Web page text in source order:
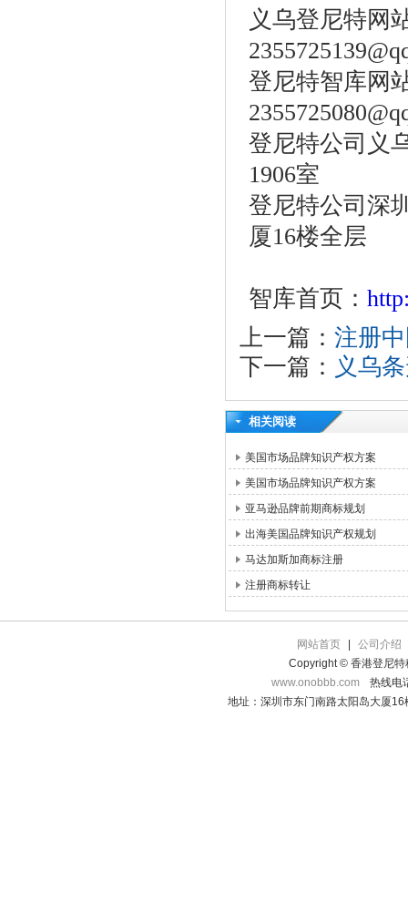
义乌登尼特网
登尼特智库网
登尼特公司义
1906室
登尼特公司深
厦16楼全层
智库首页：
上一篇： 注册
下一篇： 义乌
相关阅读
美国市场品牌知识产权方案
美国市场品牌知识产权方案
亚马逊品牌前期商标规划
出海美国品牌知识产权规划
马达加斯加商标注册
注册商标转让
网站首页
公司介绍
Copyright © 香港登尼特
www.onobbb.com
热线电
地址：深圳市东门南路太阳岛大厦